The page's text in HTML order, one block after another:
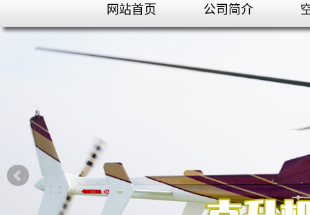
网站首页 公司简介